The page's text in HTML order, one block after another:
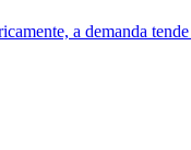
a demanda